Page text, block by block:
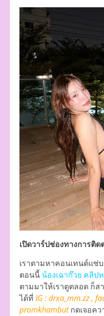
เปิดวาร์ปช่องทางการติด
เราตามหาคอนเทนต์แซ่
ตอนนี้ น้องเฉาก๊วย คลิป
ตามมาให้เราดูตลอด ก็
ได้ที่ IG : drxa_mm.zz ,
promkhambutกดเจอคว